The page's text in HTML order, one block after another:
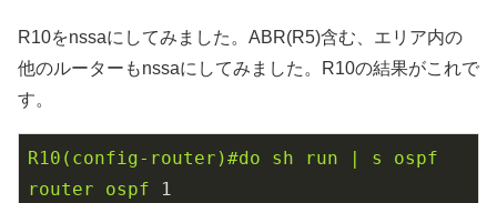
R10をnssaにしてみました。ABR(R5)含む、エリア内の
他のルーターもnssaにしてみました。R10の結果がこれで
す。
R10(config-router)#do sh run s
ospf
router
ospf
1